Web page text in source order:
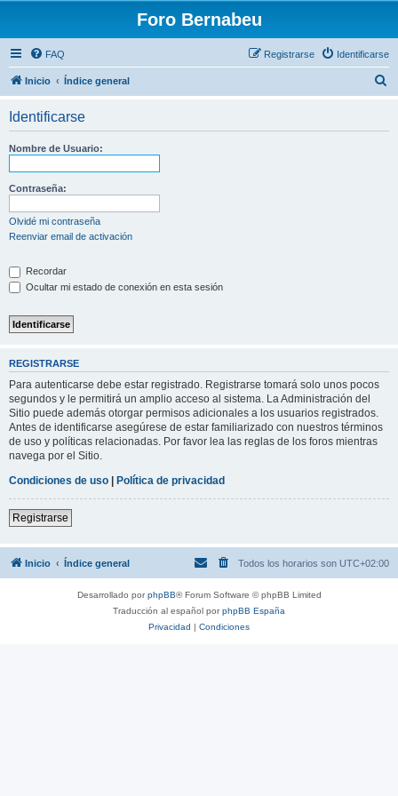
Foro Bernabeu
FAQ Identificarse
Registrarse
Inicio Índice general
Identificarse
Nombre de Usuario:
Contraseña:
Olvidé mi contraseña
Reenviar email de activación
Recordar
Ocultar mi estado de conexión en esta sesión
REGISTRARSE
Para autenticarse debe estar registrado. Registrarse tomará solo unos pocos
segundos y le permitirá un amplio acceso al sistema. La Administración del
Sitio puede además otorgar permisos adicionales a los usuarios registrados.
Antes de identificarse asegúrese de estar familiarizado con nuestros términos
de uso y políticas relacionadas. Por favor lea las reglas de los foros mientras
navega por el Sitio.
Condiciones de uso | Política de privacidad
Registrarse
Inicio Índice general Todos los horarios son UTC+02:00
Desarrollado porphpBB® Forum Software © phpBB Limited
Traducción al español porphpBB España
Privacidad | Condiciones